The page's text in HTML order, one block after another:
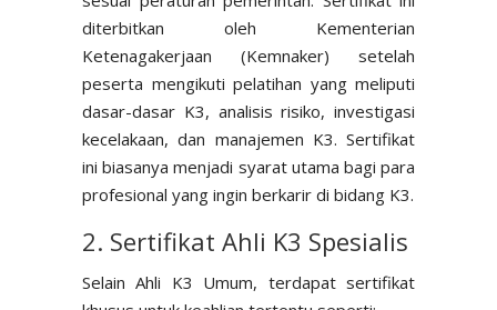
diterbitkan oleh Kementerian
Ketenagakerjaan (Kemnaker) setelah
peserta mengikuti pelatihan yang meliputi
dasar-dasar K3, analisis risiko, investigasi
kecelakaan, dan manajemen K3. Sertifikat
ini biasanya menjadi syarat utama bagi para
profesional yang ingin berkarir di bidang K3.
2. Sertifikat Ahli K3 Spesialis
Selain Ahli K3 Umum, terdapat sertifikat